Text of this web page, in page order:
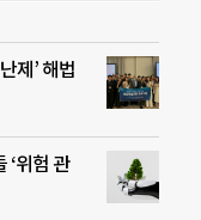
제’ 해법
‘위험 관